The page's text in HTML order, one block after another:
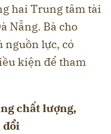
hai Trung tâm tài
Nẵng. Bà cho
nguồn lực, có
kiện để tham
chất lượng,
đổi